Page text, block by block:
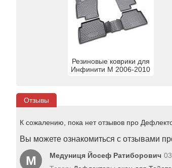
Резиновые коврики для
Инфинити М 2006-2010
Отзывы
К сожалению, пока нет отзывов про
Вы можете ознакомиться с отзывами
М Медуниця Йосеф Ратиборович